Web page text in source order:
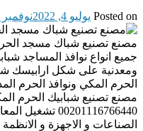
Posted on يوليو 4, 2022 نوفمبر 22, 2025
مصنع تصنيع شباك مسجد
جميع انواع نوافذ المساجد
ومعدنية على شكل ارابيسك
الحرم المكي ونوافذ الحرم
مصنع تصنيع شبابيك الحرم
الصناعات و الاجهزة و